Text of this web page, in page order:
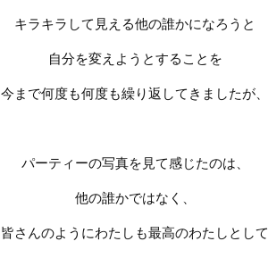
キラキラして見える他の誰かになろうと
自分を変えようとすることを
今まで何度も何度も繰り返してきましたが、
パーティーの写真を見て感じたのは、
他の誰かではなく、
皆さんのようにわたしも最高のわたしとして